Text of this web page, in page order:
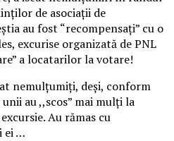
de asociații de
au fost “recompensați” cu o
excurise organizată de PNL
a locatarilor la votare!
nemulțumiți, deși, conform
au ,,scos” mai mulți la
Au rămas cu
ei …